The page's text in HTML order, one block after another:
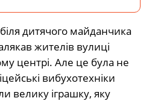
дитячого майданчика
жителів вулиці
центрі. Але це була не
вибухотехніки
велику іграшку, яку